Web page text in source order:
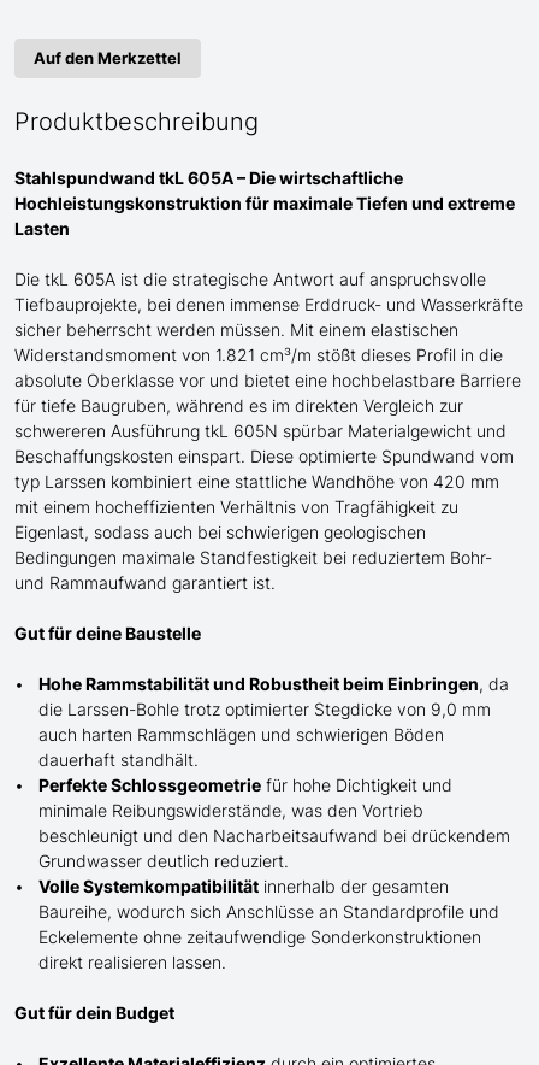
Auf den Merkzettel
Produktbeschreibung
Stahlspundwand tkL 605A – Die wirtschaftliche
Hochleistungskonstruktion für maximale Tiefen und extreme
Lasten
Die tkL 605A ist die strategische Antwort auf anspruchsvolle
Tiefbauprojekte, bei denen immense Erddruck- und Wasserkräfte
sicher beherrscht werden müssen. Mit einem elastischen
Widerstandsmoment von 1.821 cm³/m stößt dieses Profil in die
absolute Oberklasse vor und bietet eine hochbelastbare Barriere
für tiefe Baugruben, während es im direkten Vergleich zur
schwereren Ausführung tkL 605N spürbar Materialgewicht und
Beschaffungskosten einspart. Diese optimierte Spundwand vom
typ Larssen kombiniert eine stattliche Wandhöhe von 420 mm
mit einem hocheffizienten Verhältnis von Tragfähigkeit zu
Eigenlast, sodass auch bei schwierigen geologischen
Bedingungen maximale Standfestigkeit bei reduziertem Bohr-
und Rammaufwand garantiert ist.
Gut für deine Baustelle
Hohe Rammstabilität und Robustheit beim Einbringen, da
die Larssen-Bohle trotz optimierter Stegdicke von 9,0 mm
auch harten Rammschlägen und schwierigen Böden
dauerhaft standhält.
Perfekte Schlossgeometrie für hohe Dichtigkeit und
minimale Reibungswiderstände, was den Vortrieb
beschleunigt und den Nacharbeitsaufwand bei drückendem
Grundwasser deutlich reduziert.
Volle Systemkompatibilität innerhalb der gesamten
Baureihe, wodurch sich Anschlüsse an Standardprofile und
Eckelemente ohne zeitaufwendige Sonderkonstruktionen
direkt realisieren lassen.
Gut für dein Budget